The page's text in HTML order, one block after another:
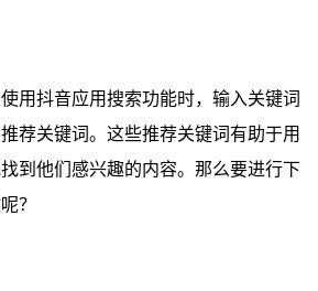
用抖音应用搜索功能时，输入关键词
荐关键词。这些推荐关键词有助于用
到他们感兴趣的内容。那么要进行下
？